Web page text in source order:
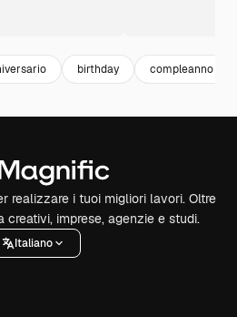
birthday compleanno
realizzare i tuoi migliori lavori. Oltre
creativi, imprese, agenzie e studi.
Italiano